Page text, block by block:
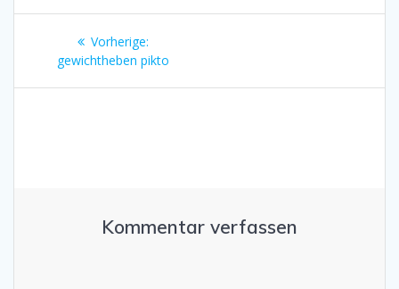
Beitragsnavigation
Vorherige:Vorheriger
Beitrag:
gewichtheben pikto
Kommentar verfassen